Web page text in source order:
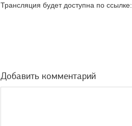
Трансляция будет доступна по ссылке:
Добавить комментарий